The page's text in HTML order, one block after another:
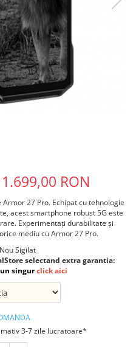
1.699,00 RON
27 Pro. Echipat cu tehnologie
acest smartphone robust 5G este
Experimentați durabilitate și
mediu cu Armor 27 Pro.
Nou Sigilat
selectand extra garantia:
singurclick aici
3-7 zile lucratoare*